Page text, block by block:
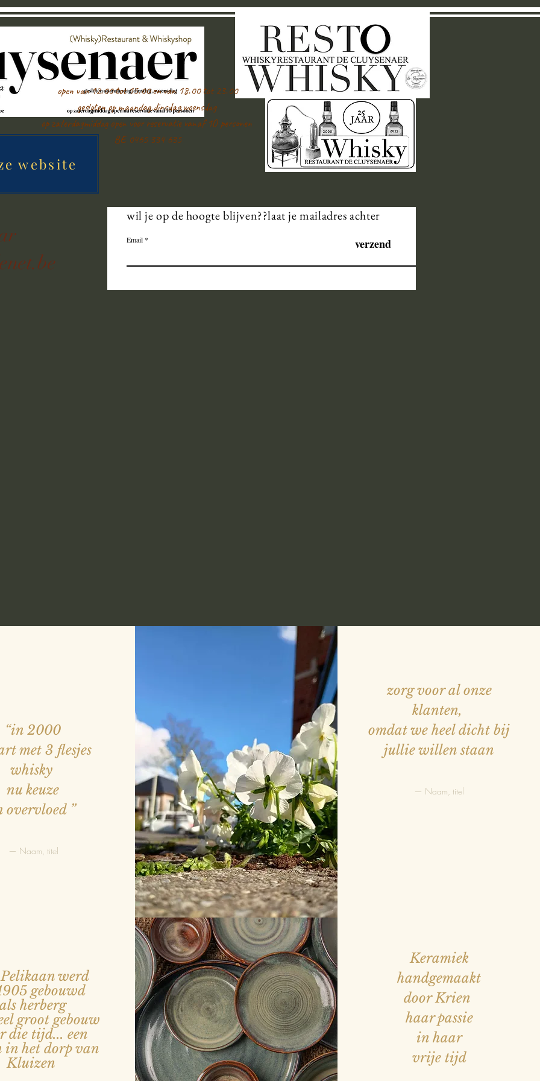
open van 12.00 tot 15.00 en van 18.00 tot 23.00
gesloten op maandag,dinsdag,woensdag
op zaterdagmiddag open voor reservatie vanaf 1O personen
BE 0465 334 635
website
wil je op de hoogte blijven??laat je mailadres achter
Email verzend
werd
gebouwd
als herberg
groot gebouw
die tijd... een
in het dorp van
Kluizen
Keramiek
handgemaakt
door Krien
haar passie
in haar
vrije tijd
“in 2000
met 3 flesjes
whisky
nu keuze
overvloed ”
— Naam, titel
zorg voor al onze
klanten,
omdat we heel dicht bij
jullie willen staan
— Naam, titel